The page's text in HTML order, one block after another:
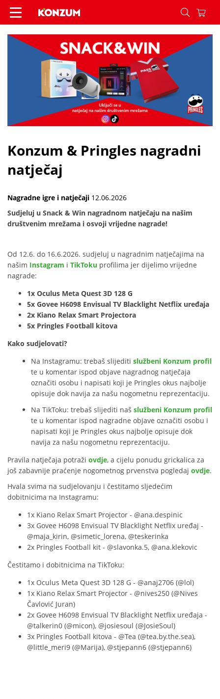
Konzum & Pringles nagradni natječaj - Vijesti -
Konzum & Pringles nagradni
natječaj
Nagradne igre i natječaji 12.06.2026
Sudjeluj u Snack & Win nagradnom natječaju na našim
društvenim mrežama i osvoji vrijedne nagrade!
Od 12.6. do 16.6.2026. sudjeluj u nagradnim natječajima na
našim Instagram i TikToku profilima jer dijelimo vrijedne
nagrade:
1x Oculus Meta Quest 3D 128 G
5x Govee H6098 Envisual TV Blacklight Netflix uređaja
2x Kiano Relax Smart Projectora
5x Pringles Football kitova
Kako sudjelovati?
Na Instagramu: trebaš slijediti službeni Konzum profil
te u komentar ispod objave nagradnog natječaja
označiti osobu i napisati koji je Pringles okus najbolje
opisuje dok navija za našu nogometnu reprezentaciju.
Na TikToku: trebaš slijediti naš službeni Konzum profil
te u komentar ispod nagradne objave označiti osobu i
napisati koji je Pringles okus najbolje opisuje dok
navija za našu nogometnu reprezentaciju.
Pravila natječaja potraži ovdje, a cijelu ponudu grickalica za
još zabavnije praćenje nogometnog prvenstva pogledaj ovdje.
Hvala svima na sudjelovanju i čestitamo sljedećim
dobitnicima na Instagramu:
1x Kiano Relax Smart Projector - @ana.despinic
3x Govee H6098 Envisual TV Blacklight Netflix uređaj -
@maja_kirin, @simetic_lorena, @teskerinka
2x Pringles Football kit - @slavonka.5, @ana.klekovic
Čestitamo i dobitnicima na TikToku:
1x Oculus Meta Quest 3D 128 G - @anaj2706 (@lol)
1x Kiano Relax Smart Projector - @nives250 (@Nives
Čavlović Juran)
2x Govee H6098 Envisual TV Blacklight Netflix uređaja -
@talkerin0 (@micon), @josiesoul (@JosieSoul)
3x Pringles Football kitova - @Tea (@tea.by.the.sea),
@little_meri9 (@Marija), @stjepann6 (@stjepann6)